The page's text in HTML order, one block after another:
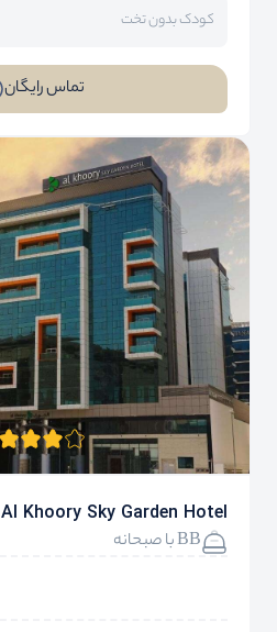
کودک بدون تخت
تماس رایگان
Al Khoory Sky Garden Hotel
BB با صبحانه